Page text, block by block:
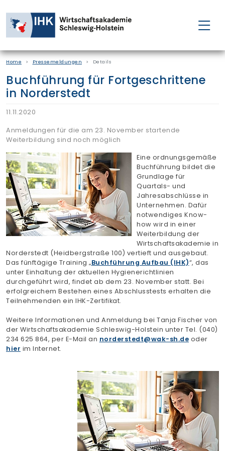
FÜR EINZELPERSONEN
FÜR UNTERNEHMEN
PROJEKTE
NEWS
ÜBER UNS
Finden Sie Ihre Weiterbildung
SUCHEN
Home Pressemeldungen Details
Buchführung für Fortgeschrittene
in Norderstedt
11.11.2020
Anmeldungen für die am 23. November startende
Weiterbildung sind noch möglich
Eine ordnungsgemäße
Buchführung bildet die
Grundlage für
Quartals- und
Jahresabschlüsse in
Unternehmen. Dafür
notwendiges Know-
how wird in einer
Weiterbildung der
Wirtschaftsakademie in
Norderstedt (Heidbergstraße 100) vertieft und ausgebaut.
Das fünftägige Training „Buchführung Aufbau (IHK)“, das
unter Einhaltung der aktuellen Hygienerichtlinien
durchgeführt wird, findet ab dem 23. November statt. Bei
erfolgreichem Bestehen eines Abschlusstests erhalten die
Teilnehmenden ein IHK-Zertifikat.
Weitere Informationen und Anmeldung bei Tanja Fischer von
der Wirtschaftsakademie Schleswig-Holstein unter Tel. (040)
234 625 864, per E-Mail an norderstedt wak-sh.de oder
hier im Internet.